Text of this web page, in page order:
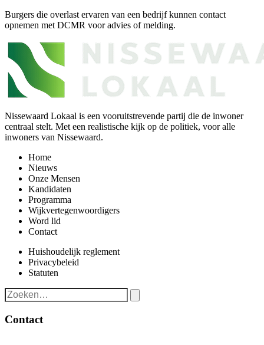
Burgers die overlast ervaren van een bedrijf kunnen contact
opnemen met DCMR voor advies of melding.
Nissewaard Lokaal is een vooruitstrevende partij die de inwoner
centraal stelt. Met een realistische kijk op de politiek, voor alle
inwoners van Nissewaard.
Home
Nieuws
Onze Mensen
Kandidaten
Programma
Wijkvertegenwoordigers
Word lid
Contact
Huishoudelijk reglement
Privacybeleid
Statuten
Contact